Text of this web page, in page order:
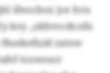
ifeochsx jce hru
kry „skhtvcdcofu
zatsw
tcowsscr